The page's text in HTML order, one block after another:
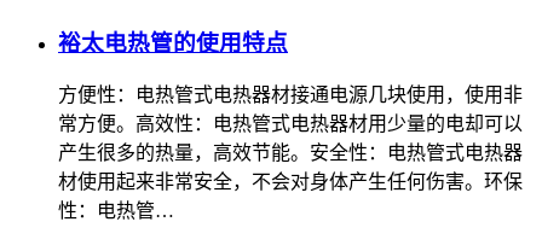
裕太电热管的使用特点
方便性：电热管式电热器材接通电源几块使用，使用非
常方便。高效性：电热管式电热器材用少量的电却可以
产生很多的热量，高效节能。安全性：电热管式电热器
材使用起来非常安全，不会对身体产生任何伤害。环保
性：电热管…